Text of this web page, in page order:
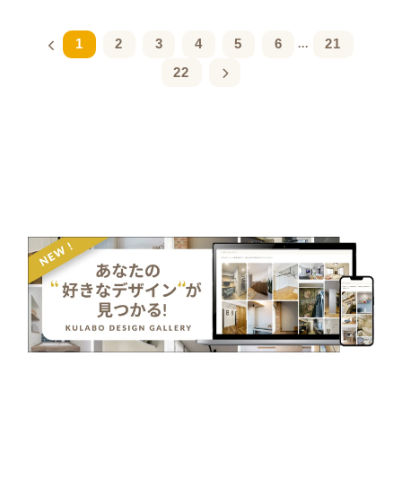
1 2 3 4 5 6 ...
21
22